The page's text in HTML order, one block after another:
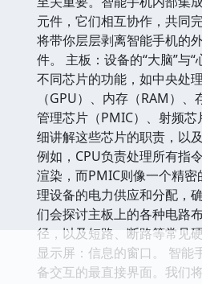
元件，它们相互协作，共同
将带你层层剥离智能手机的
件。 主板：设备的“大脑”与
不同芯片的功能，如中央处
（GPU）、内存（RAM）
管理芯片（PMIC）、射频芯
细讲解这些芯片的职责，以
例如，CPU负责处理所有指
渲染，而PMIC则像一个精密
理设备的电力供应和分配，
们会探讨主板上的各种电路
径，以及短路、断路等常见
显示屏：信息的窗口。 智能
备交互的最直接界面。我们